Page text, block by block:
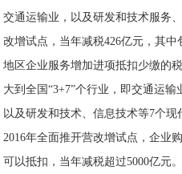
交通运输业，以及研发和技术服务
改增试点，当年减税426亿元，其
地区企业服务增加进项抵扣少缴的
大到全国“3+7”个行业，即交通运输
以及研发和技术、信息技术等7个现
2016年全面推开营改增试点，企业
可以抵扣，当年减税超过5000亿元